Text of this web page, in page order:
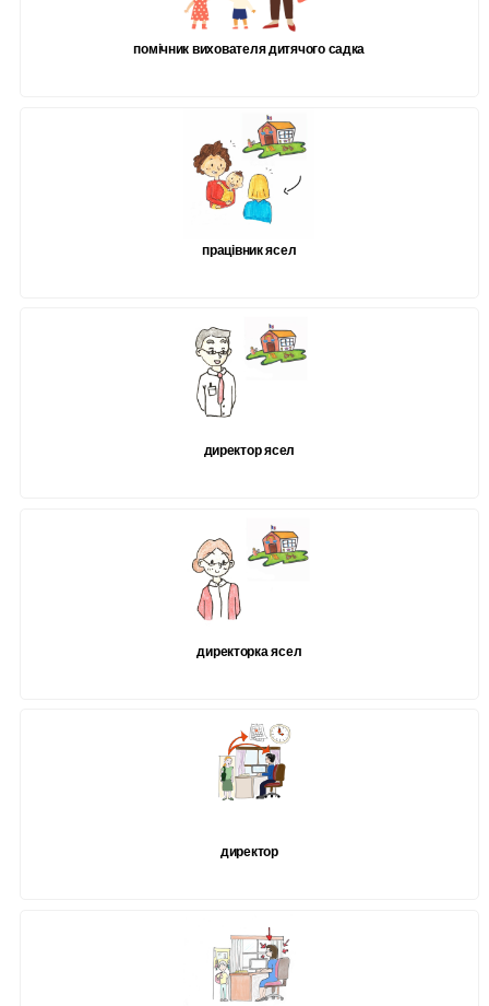
помічник вихователя дитячого садка
працівник ясел
директор ясел
директорка ясел
директор